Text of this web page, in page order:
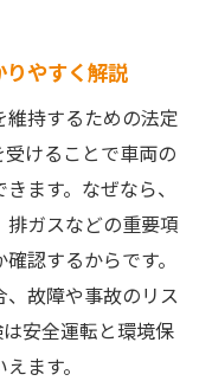
やすく解説
持するための法定
けることで車両の
ます。なぜなら、
ガスなどの重要項
認するからです。
故障や事故のリス
安全運転と環境保
ます。